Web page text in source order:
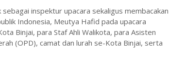
inspektur upacara sekaligus membacakan
Indonesia, Meutya Hafid pada upacara
Binjai, para Staf Ahli Walikota, para Asisten
(OPD), camat dan lurah se-Kota Binjai, serta